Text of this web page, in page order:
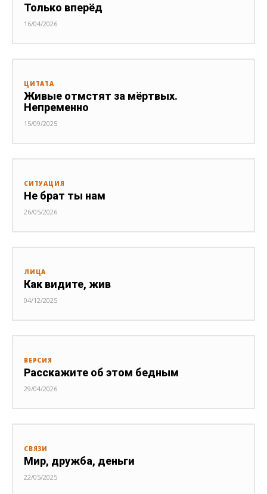
Только вперёд
16/04/2026
ЦИТАТА
Живые отмстят за мёртвых.
Непременно
15/09/2025
СИТУАЦИЯ
Не брат ты нам
26/05/2026
ЛИЦА
Как видите, жив
04/12/2025
ВЕРСИЯ
Расскажите об этом бедным
29/04/2026
СВЯЗИ
Мир, дружба, деньги
22/05/2025